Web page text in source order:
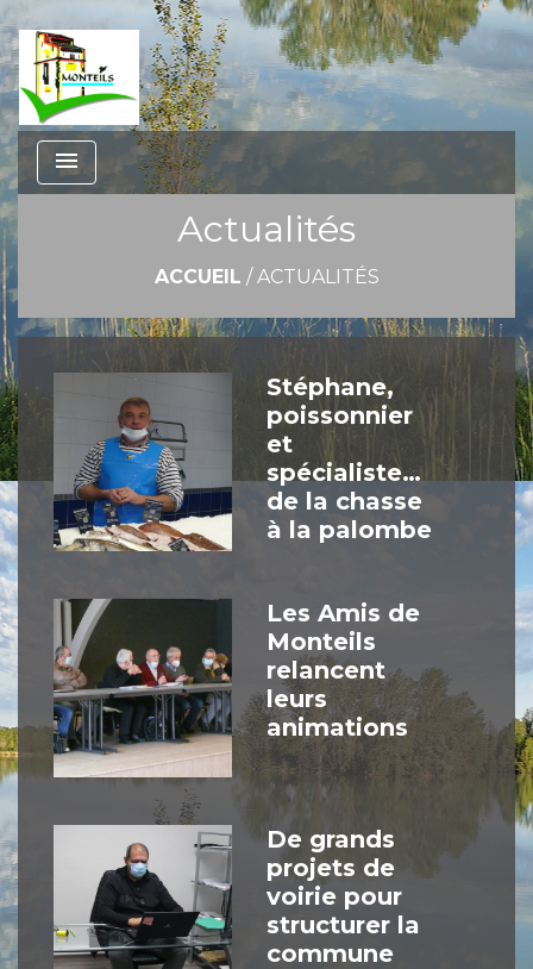
menu
Actualités
ACCUEIL /ACTUALITÉS
Stéphane,
poissonnier
et
spécialiste…
de la chasse
à la palombe
Les Amis de
Monteils
relancent
leurs
animations
De grands
projets de
voirie pour
structurer la
commune